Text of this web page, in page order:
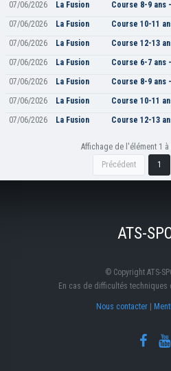
07/06/2026 La Fusion Course 8-9 ans
07/06/2026 La Fusion Course 10-11
07/06/2026 La Fusion Course 12-13
07/06/2026 La Fusion Course 6-7 ans
07/06/2026 La Fusion Course 8-9 ans
07/06/2026 La Fusion Course 10-11
07/06/2026 La Fusion Course 12-13
Affichage de l'élément 1 à
Précédent
1
ATS-
© Copyright ATS-
En cas de difficultés techniques
Nous contacter|